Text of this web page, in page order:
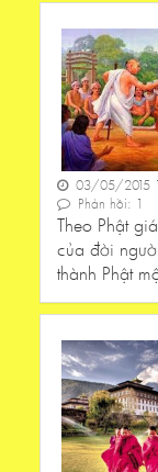
03/05/2015
Phản hồi: 1
Theo Phật
của đời
thành Phật